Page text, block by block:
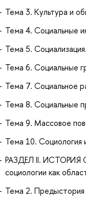
Тема 3. Культура и
Тема 4. Социальные
Тема 5. Социализация.
Тема 6. Социальные
Тема 7. Социальное
Тема 8. Социальные
Тема 9. Массовое
Тема 10. Социология
РАЗДЕЛ II. ИСТОРИЯ
социологии как
Тема 2. Предыстория